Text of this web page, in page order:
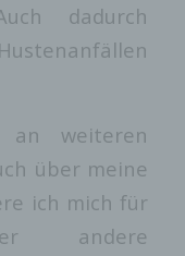
dadurch
weiteren
über meine
ich mich für
andere
Die
werden
Person
Daten
sich
dabei an den